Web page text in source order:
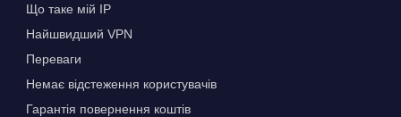
Що таке мій IP
Найшвидший VPN
Переваги
Немає відстеження користувачів
Гарантія повернення коштів